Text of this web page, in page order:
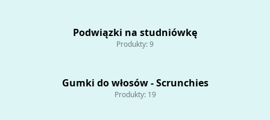
Podwiązki na studniówkę
Produkty: 9
Gumki do włosów - Scrunchies
Produkty: 19